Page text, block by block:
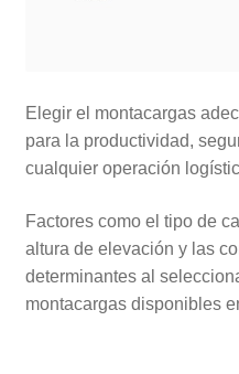
Elegir el montacargas
para la productividad,
cualquier operación
Factores como el tipo de
altura de elevación y las
determinantes al
montacargas disponibles